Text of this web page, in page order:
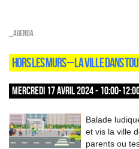
_Agenda
HORS LES MURS – LA VILLE DANS
MERCREDI 17 AVRIL 2024 - 10:00-
Balade
et vis la ville
parents ou